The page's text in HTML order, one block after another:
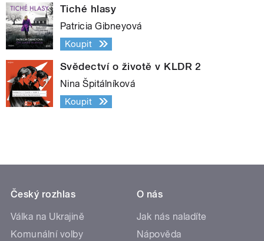
Tiché hlasy
Patricia Gibneyová
Koupit
Svědectví o životě v KLDR 2
Nina Špitálníková
Koupit
Český rozhlas
Válka na Ukrajině
Komunální volby
O nás
Jak nás naladíte
Nápověda